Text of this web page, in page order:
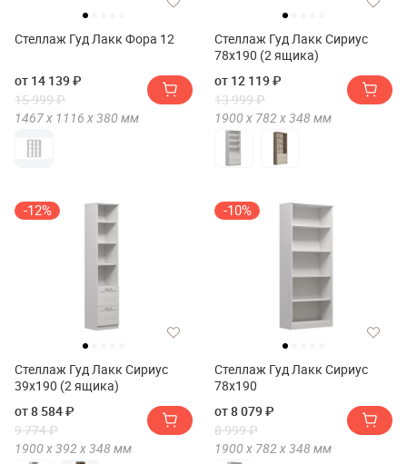
Стеллаж Гуд Лакк Фора 12
от 14 139 ₽
15 999 ₽
1467 х 1116 х380 мм
Стеллаж Гуд Лакк Сириус
78х190 (2 ящика)
от 12 119 ₽
13 999 ₽
1900 х 782 х348мм
-12%
Стеллаж Гуд Лакк Сириус
39х190 (2 ящика)
от 8 584 ₽
9 774 ₽
1900 х392 х348мм
-10%
Стеллаж Гуд Лакк Сириус
78х190
от 8 079 ₽
8 999 ₽
1900 х 782 х348мм